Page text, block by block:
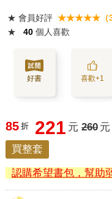
★ 會員好評 ★★★★★（3
★
40 個人喜歡
好書 喜歡+1
85 折 221 元 260 元
買整套
認購希望書包，幫助